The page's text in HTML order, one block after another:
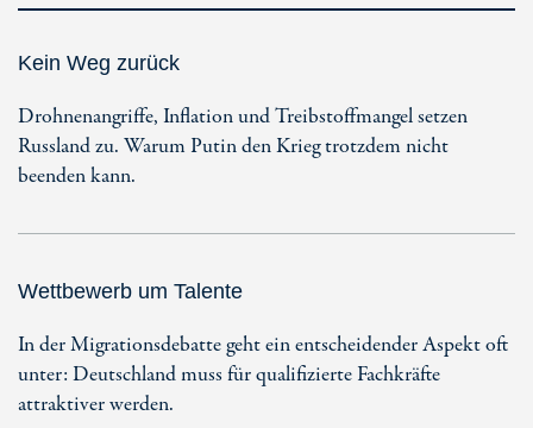
Kein Weg zurück
Drohnenangriffe, Inflation und Treibstoffmangel setzen
Russland zu. Warum Putin den Krieg trotzdem nicht
beenden kann.
Wettbewerb um Talente
In der Migrationsdebatte geht ein entscheidender Aspekt oft
unter: Deutschland muss für qualifizierte Fachkräfte
attraktiver werden.